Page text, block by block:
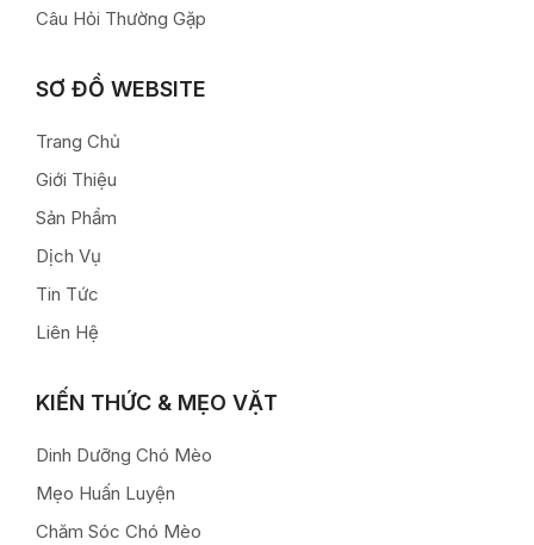
Câu Hỏi Thường Gặp
SƠ ĐỒ WEBSITE
Trang Chủ
Giới Thiệu
Sản Phẩm
Dịch Vụ
Tin Tức
Liên Hệ
KIẾN THỨC & MẸO VẶT
Dinh Dưỡng Chó Mèo
Mẹo Huấn Luyện
Chăm Sóc Chó Mèo